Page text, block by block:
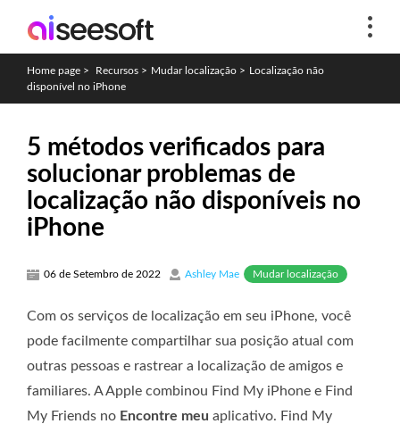
Home page > Recursos > Mudar localização > Localização não
disponível no iPhone
5 métodos verificados para
solucionar problemas de
localização não disponíveis no
iPhone
06 de Setembro de 2022 Ashley Mae Mudar localização
Com os serviços de localização em seu iPhone, você
pode facilmente compartilhar sua posição atual com
outras pessoas e rastrear a localização de amigos e
familiares. A Apple combinou Find My iPhone e Find
My Friends no Encontre meu aplicativo. Find My